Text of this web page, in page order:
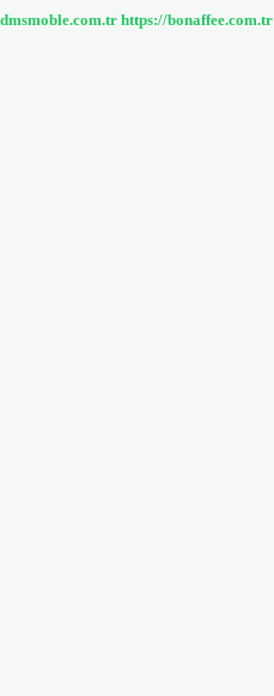
https://bonaffee.com.tr